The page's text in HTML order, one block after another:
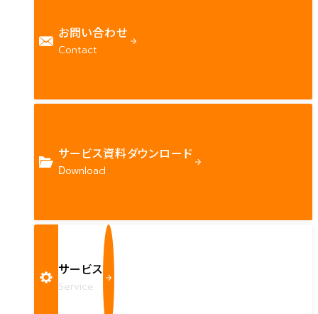
お問い合わせ
Contact
サービス資料ダウンロード
Download
サービス
Service